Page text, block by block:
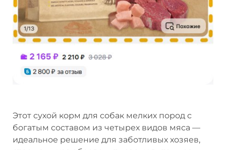
Этот сухой корм для собак мелких пород с
богатым составом из четырех видов мяса —
идеальное решение для заботливых хозяев,